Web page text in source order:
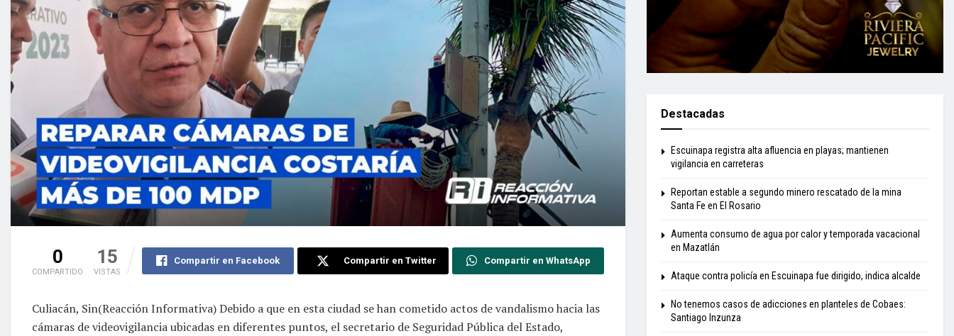
0
COMPARTIDO
15
VISTAS
Compartir en Facebook Compartir en Twitter Compartir en WhatsApp
Culiacán, Sin(Reacción Informativa) Debido a que en esta ciudad se han cometido actos de vandalismo hacia las
cámaras de videovigilancia ubicadas en diferentes puntos, el secretario de Seguridad Pública del Estado,
Destacadas
Escuinapa registra alta afluencia en playas; mantienen
vigilancia en carreteras
Reportan estable a segundo minero rescatado de la mina
Santa Fe en El Rosario
Aumenta consumo de agua por calor y temporada vacacional
en Mazatlán
Ataque contra policía en Escuinapa fue dirigido, indica alcalde
No tenemos casos de adicciones en planteles de Cobaes:
Santiago Inzunza